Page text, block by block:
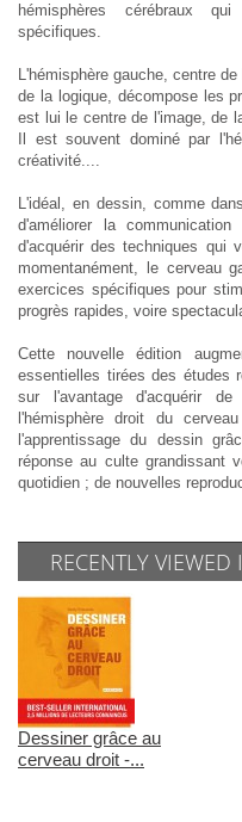
hémisphères cérébraux
spécifiques.
L'hémisphère gauche, centre
de la logique, décompose les
est lui le centre de l'image, de
Il est souvent dominé par
créativité....
L'idéal, en dessin, comme
d'améliorer la
d'acquérir des techniques qui
momentanément, le cerveau
exercices spécifiques pour
progrès rapides, voire
Cette nouvelle édition
essentielles tirées des études
sur l'avantage d'acquérir
l'hémisphère droit du
l'apprentissage du dessin
réponse au culte grandissant
quotidien ; de nouvelles
RECENTLY VIEWED
Dessiner grâce au
cerveau droit -...